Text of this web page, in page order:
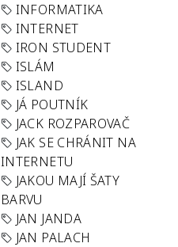
INFORMATIKA
INTERNET
IRON STUDENT
ISLÁM
ISLAND
JÁ POUTNÍK
JACK ROZPAROVAČ
JAK SE CHRÁNIT NA
INTERNETU
JAKOU MAJÍ ŠATY
BARVU
JAN JANDA
JAN PALACH